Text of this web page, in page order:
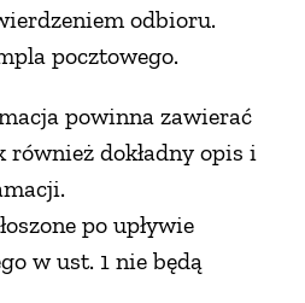
odbioru.
pocztowego.
powinna zawierać
również dokładny opis i
po upływie
w ust. 1 nie będą